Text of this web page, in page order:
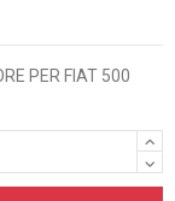
PER FIAT 500